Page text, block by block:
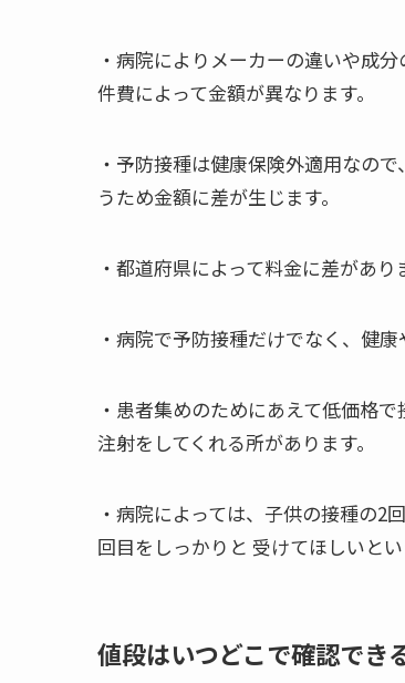
・病院によりメーカーの違いや成
件費によって金額が異なります。
・予防接種は健康保険外適用なの
うため金額に差が生じます。
・都道府県によって料金に差があ
・病院で予防接種だけでなく、健
・患者集めのためにあえて低価格
注射をしてくれる所があります。
・病院によっては、子供の接種の2
回目をしっかりと 受けてほしいと
値段はいつどこで確認でき